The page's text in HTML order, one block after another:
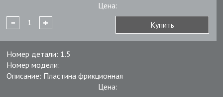
Цена:
Купить
Номер детали: 1.5
Номер модели:
Описание: Пластина фрикционная
Цена: